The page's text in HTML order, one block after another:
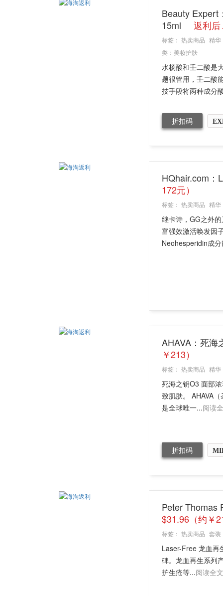
Beauty Expert
15ml
返利
标签： 热卖商品 精华
类： 美妆护肤
水杨酸和壬二酸是
题很管用，壬二酸
技手段将两种成分
折扣码
HQhair.com：
172元）
标签： 热卖商品 精华
继卡诗，GG之外
富强效激活唤发因
Neohesperidin成
AHAVA：死
￥213）
标签： 热卖商品 精华
死海之钥O3 面部
致肌肤。 AHAVA
是全球唯一...阅读
折扣码
Peter Thomas
$31.96（约￥
标签： 热卖商品 套装
Laser-Free 龙血再
碑。龙血再生系列
护生疮等...阅读全文